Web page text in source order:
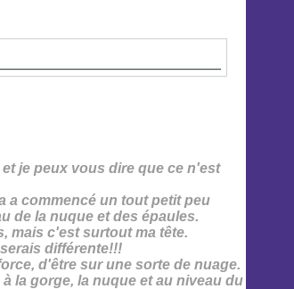
je peux vous dire que ce n'est
a commencé un tout petit peu
de la nuque et des épaules.
mais c'est surtout ma tête.
différente!!!
d'être sur une sorte de nuage.
la gorge, la nuque et au niveau du